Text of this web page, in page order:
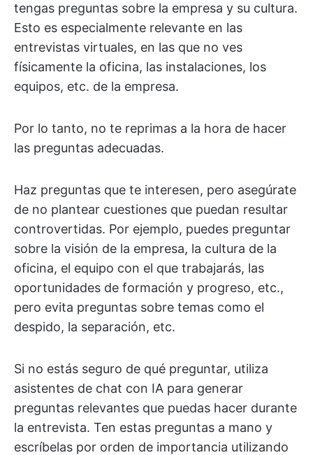
tengas preguntas sobre la empresa y su cultura.
Esto es especialmente relevante en las
entrevistas virtuales, en las que no ves
físicamente la oficina, las instalaciones, los
equipos, etc. de la empresa.
Por lo tanto, no te reprimas a la hora de hacer
las preguntas adecuadas.
Haz preguntas que te interesen, pero asegúrate
de no plantear cuestiones que puedan resultar
controvertidas. Por ejemplo, puedes preguntar
sobre la visión de la empresa, la cultura de la
oficina, el equipo con el que trabajarás, las
oportunidades de formación y progreso, etc.,
pero evita preguntas sobre temas como el
despido, la separación, etc.
Si no estás seguro de qué preguntar, utiliza
asistentes de chat con IA para generar
preguntas relevantes que puedas hacer durante
la entrevista. Ten estas preguntas a mano y
escríbelas por orden de importancia utilizando